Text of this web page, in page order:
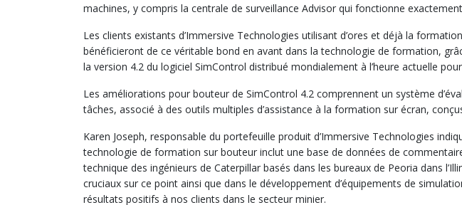
machines, y compris la centrale de surveillance Advisor qui fonctionne
Les clients existants d’Immersive Technologies utilisant d’ores et déjà la
bénéficieront de ce véritable bond en avant dans la technologie de formation,
la version 4.2 du logiciel SimControl distribué mondialement à l’heure actuelle
Les améliorations pour bouteur de SimControl 4.2 comprennent un système
tâches, associé à des outils multiples d’assistance à la formation sur écran,
Karen Joseph, responsable du portefeuille produit d’Immersive Technologies
technologie de formation sur bouteur inclut une base de données de
technique des ingénieurs de Caterpillar basés dans les bureaux de Peoria dans
cruciaux sur ce point ainsi que dans le développement d’équipements de
résultats positifs à nos clients dans le secteur minier.